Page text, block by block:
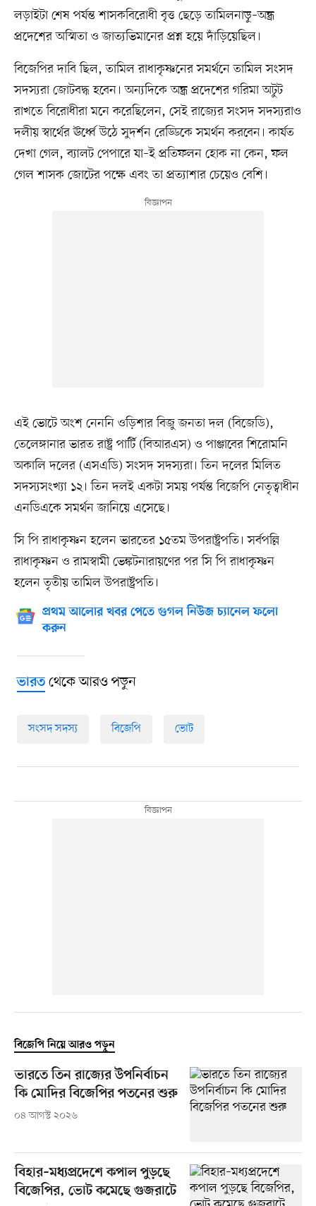
লড়াইটা শেষ পর্যন্ত শাসকবিরোধী বৃত্ত ছেড়ে তামিলনাড়ু–অন্ধ্র
প্রদেশের অস্মিতা ও জাত্যভিমানের প্রশ্ন হয়ে দাঁড়িয়েছিল।
বিজেপির দাবি ছিল, তামিল রাধাকৃষ্ণনের সমর্থনে তামিল সংসদ
সদস্যরা জোটবদ্ধ হবেন। অন্যদিকে অন্ধ্র প্রদেশের গরিমা অটুট
রাখতে বিরোধীরা মনে করেছিলেন, সেই রাজ্যের সংসদ সদস্যরাও
দলীয় স্বার্থের ঊর্ধ্বে উঠে সুদর্শন রেড্ডিকে সমর্থন করবেন। কার্যত
দেখা গেল, ব্যালট পেপারে যা–ই প্রতিফলন হোক না কেন, ফল
গেল শাসক জোটের পক্ষে এবং তা প্রত্যাশার চেয়েও বেশি।
এই ভোটে অংশ নেননি ওড়িশার বিজু জনতা দল (বিজেডি),
তেলেঙ্গানার ভারত রাষ্ট্র পার্টি (বিআরএস) ও পাঞ্জাবের শিরোমনি
অকালি দলের (এসএডি) সংসদ সদস্যরা। তিন দলের মিলিত
সদস্যসংখ্যা ১২। তিন দলই একটা সময় পর্যন্ত বিজেপি নেতৃত্বাধীন
এনডিএকে সমর্থন জানিয়ে এসেছে।
সি পি রাধাকৃষ্ণন হলেন ভারতের ১৫তম উপরাষ্ট্রপতি। সর্বপল্লি
রাধাকৃষ্ণন ও রামস্বামী ভেঙ্কটনারায়ণের পর সি পি রাধাকৃষ্ণন
হলেন তৃতীয় তামিল উপরাষ্ট্রপতি।
প্রথম আলোর খবর পেতে গুগল নিউজ চ্যানেল ফলো
করুন
ভারতথেকে আরও পড়ুন
সংসদ সদস্য বিজেপি ভোট
বিজেপি নিয়ে আরও পড়ুন
ভারতে তিন রাজ্যের উপনির্বাচন
কি মোদির বিজেপির পতনের শুরু
০৪ আগস্ট ২০২৬
বিহার–মধ্যপ্রদেশে কপাল পুড়ছে
বিজেপির, ভোট কমেছে গুজরাটে